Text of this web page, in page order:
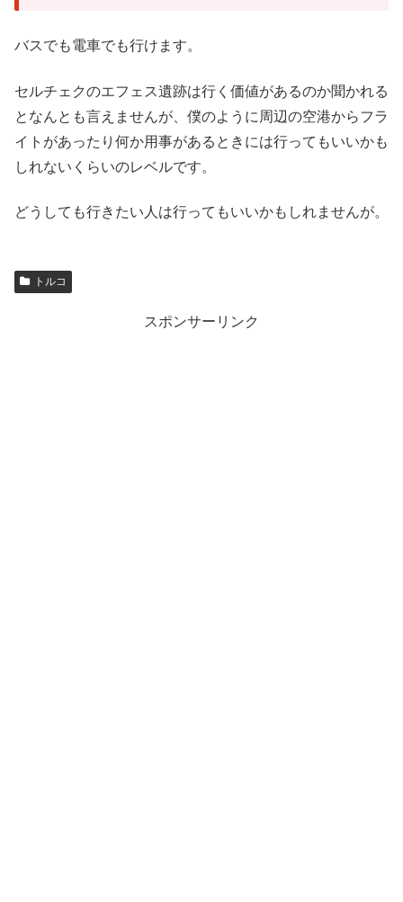
バスでも電車でも行けます。
セルチェクのエフェス遺跡は行く価値があるのか聞かれる
となんとも言えませんが、僕のように周辺の空港からフラ
イトがあったり何か用事があるときには行ってもいいかも
しれないくらいのレベルです。
どうしても行きたい人は行ってもいいかもしれませんが。
トルコ
スポンサーリンク